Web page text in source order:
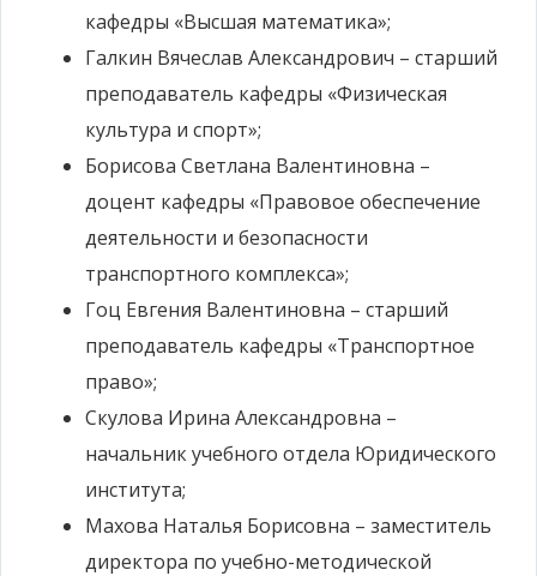
кафедры «Высшая математика»;
Галкин Вячеслав Александрович – старший
преподаватель кафедры «Физическая
культура и спорт»;
Борисова Светлана Валентиновна –
доцент кафедры «Правовое обеспечение
деятельности и безопасности
транспортного комплекса»;
Гоц Евгения Валентиновна – старший
преподаватель кафедры «Транспортное
право»;
Скулова Ирина Александровна –
начальник учебного отдела Юридического
института;
Махова Наталья Борисовна – заместитель
директора по учебно-методической